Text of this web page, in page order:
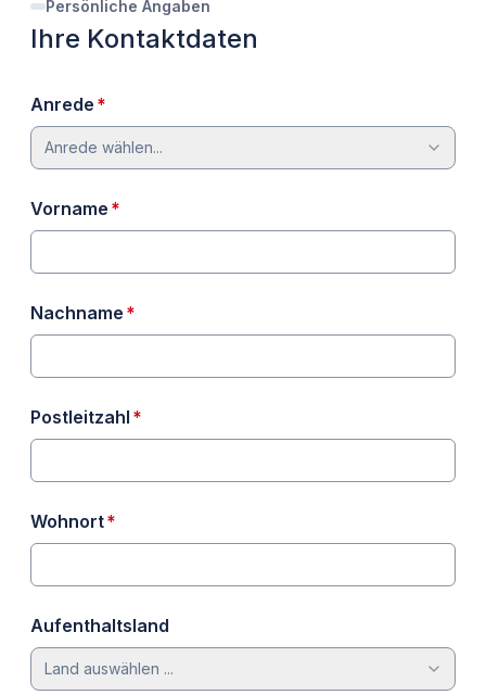
Persönliche Angaben
Ihre Kontaktdaten
Anrede *
Anrede wählen...
Vorname *
Nachname *
Postleitzahl *
Wohnort*
Aufenthaltsland
Land auswählen ...